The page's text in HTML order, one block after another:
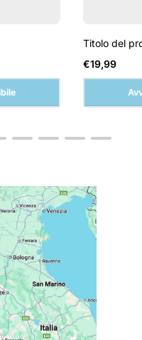
Titolo del
Prezzo
normale
€19,99